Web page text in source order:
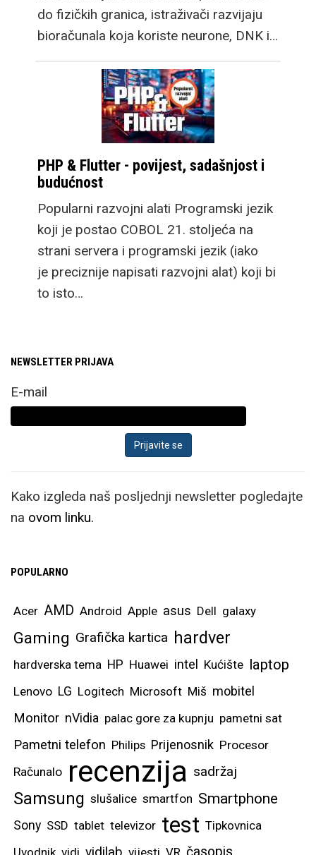
do fizičkih granica, istraživači razvijaju
bioračunala koja koriste neurone, DNK i…
PHP & Flutter - povijest, sadašnjost i
budućnost
Popularni razvojni alati Programski jezik
koji je postao COBOL 21. stoljeća na
strani servera i programski jezik (iako
je preciznije napisati razvojni alat) koji bi
to isto…
NEWSLETTER PRIJAVA
E-mail
Kako izgleda naš posljednji newsletter pogledajte
na ovom linku.
POPULARNO
Acer AMD Android Apple asus Dell galaxy
Gaming Grafička kartica hardver
hardverska tema HP Huawei intel Kućište laptop
Lenovo LG Logitech Microsoft Miš mobitel
Monitor nVidia palac gore za kupnju pametni sat
Pametni telefon Philips Prijenosnik Procesor
Računalo recenzija sadržaj
Samsung slušalice smartfon Smartphone
Sony SSD tablet televizor test Tipkovnica
Uvodnik vidi vidilab vijesti VR časopis